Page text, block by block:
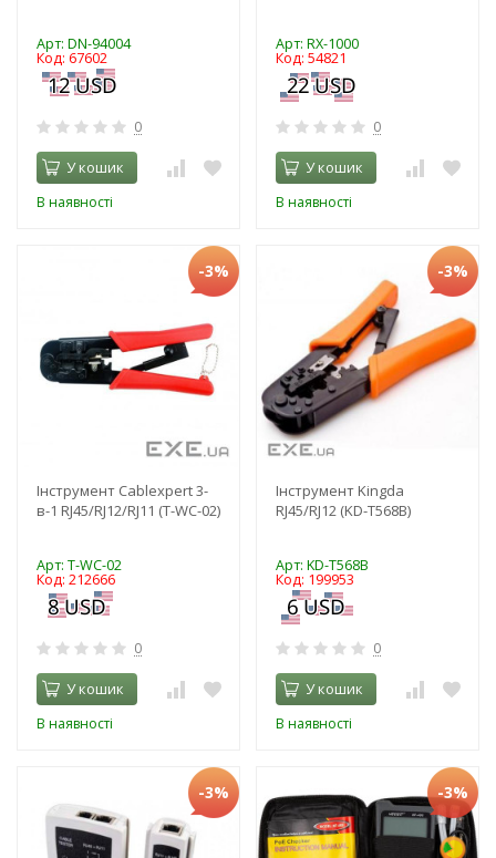
Арт: DN-94004
Код: 67602
0
У кошик
В наявності
Арт: RX-1000
Код: 54821
0
У кошик
В наявності
-3%
Інструмент Cablexpert 3-
в-1 RJ45/RJ12/RJ11 (T-WC-02)
Арт: T-WC-02
Код: 212666
0
У кошик
В наявності
-3%
Інструмент Kingda
RJ45/RJ12 (KD-T568B)
Арт: KD-T568B
Код: 199953
0
У кошик
В наявності
-3% -3%